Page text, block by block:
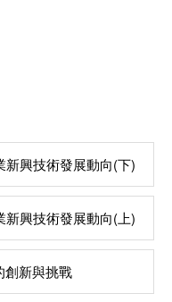
新興技術發展動向(下)
新興技術發展動向(上)
創新與挑戰